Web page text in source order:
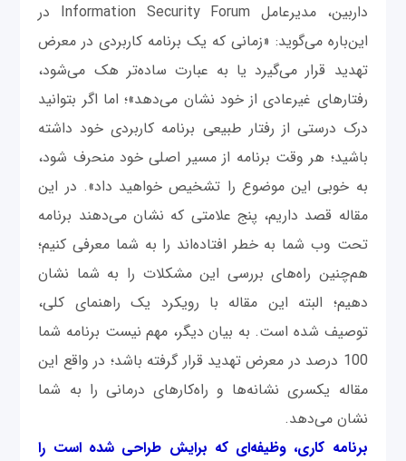
داربین، مدیرعامل Information Security Forum در
این‌باره می‌گوید: «زمانی که یک برنامه کاربردی در معرض
تهدید قرار می‌گیرد یا به عبارت ساده‌تر هک می‌شود،
رفتارهای غیرعادی از خود نشان می‌دهد»؛ اما اگر بتوانید
درک درستی از رفتار طبیعی برنامه کاربردی خود داشته
باشید؛ هر وقت برنامه از مسیر اصلی خود منحرف شود،
به خوبی این موضوع را تشخیص خواهید داد». در این
مقاله قصد داریم، پنج علامتی که نشان می‌دهند برنامه
تحت وب شما به خطر افتاده‌اند را به شما معرفی کنیم؛
هم‌چنین راه‌های بررسی این مشکلات را به شما نشان
دهیم؛ البته این مقاله با رویکرد یک راهنمای کلی،
توصیف شده است. به بیان دیگر، مهم نیست برنامه شما
100 درصد در معرض تهدید قرار گرفته باشد؛ در واقع این
مقاله یکسری نشانه‌ها و راه‌کارهای درمانی را به شما
نشان می‌دهد.
برنامه کاری، وظیفه‌ای که برایش طراحی شده است را